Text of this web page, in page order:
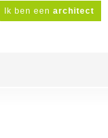
Ik ben een architect